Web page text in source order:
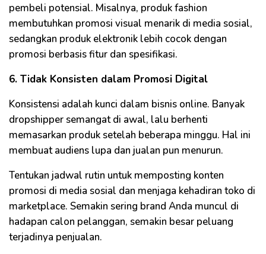
pembeli potensial. Misalnya, produk fashion
membutuhkan promosi visual menarik di media sosial,
sedangkan produk elektronik lebih cocok dengan
promosi berbasis fitur dan spesifikasi.
6. Tidak Konsisten dalam Promosi Digital
Konsistensi adalah kunci dalam bisnis online. Banyak
dropshipper semangat di awal, lalu berhenti
memasarkan produk setelah beberapa minggu. Hal ini
membuat audiens lupa dan jualan pun menurun.
Tentukan jadwal rutin untuk memposting konten
promosi di media sosial dan menjaga kehadiran toko di
marketplace. Semakin sering brand Anda muncul di
hadapan calon pelanggan, semakin besar peluang
terjadinya penjualan.